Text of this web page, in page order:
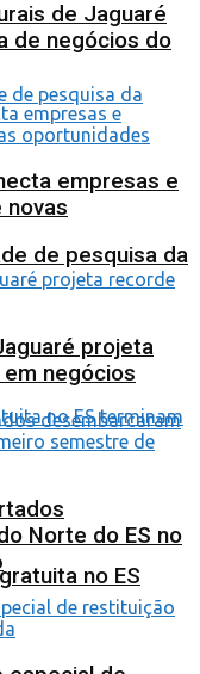
de pesquisa da
no ES
de Jaguaré
de negócios do
empresas e
novas
projeta
negócios
Norte do ES no